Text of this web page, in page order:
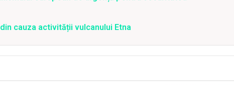
cauza activității vulcanului Etna